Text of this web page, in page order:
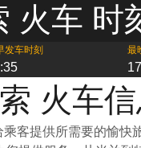
火车 时
发车时刻 最
火车
客提供所需要的愉